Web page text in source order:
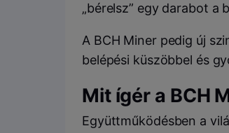
„bérelsz” egy darabot a
A BCH Miner pedig új
belépési küszöbbel és
Mit ígér a BCH
Együttműködésben a